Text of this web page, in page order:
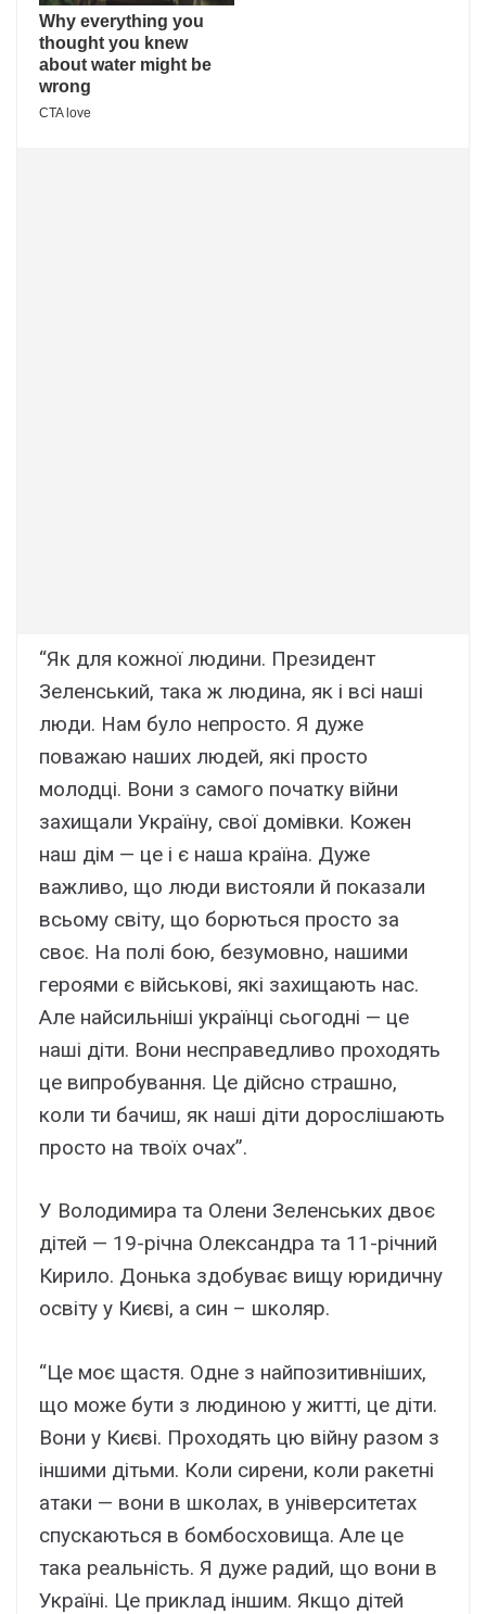
“Як для кожної людини. Президент
Зеленський, така ж людина, як і всі наші
люди. Нам було непросто. Я дуже
поважаю наших людей, які просто
молодці. Вони з самого початку війни
захищали Україну, свої домівки. Кожен
наш дім — це і є наша країна. Дуже
важливо, що люди вистояли й показали
всьому світу, що борються просто за
своє. На полі бою, безумовно, нашими
героями є військові, які захищають нас.
Але найсильніші українці сьогодні — це
наші діти. Вони несправедливо проходять
це випробування. Це дійсно страшно,
коли ти бачиш, як наші діти дорослішають
просто на твоїх очах”.
У Володимира та Олени Зеленських двоє
дітей — 19-річна Олександра та 11-річний
Кирило. Донька здобуває вищу юридичну
освіту у Києві, а син – школяр.
“Це моє щастя. Одне з найпозитивніших,
що може бути з людиною у житті, це діти.
Вони у Києві. Проходять цю війну разом з
іншими дітьми. Коли сирени, коли ракетні
атаки — вони в школах, в університетах
спускаються в бомбосховища. Але це
така реальність. Я дуже радий, що вони в
Україні. Це приклад іншим. Якщо дітей